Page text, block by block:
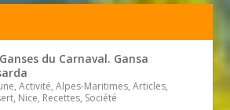
du Carnaval. Gansa
Activité, Alpes-Maritimes, Articles,
Nice, Recettes, Société